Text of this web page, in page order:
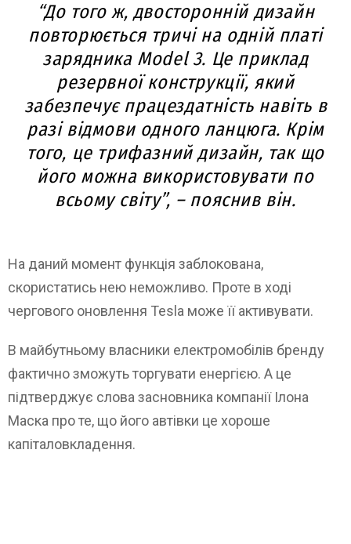
“До того ж, двосторонній дизайн
повторюється тричі на одній платі
зарядника Model 3. Це приклад
резервної конструкції, який
забезпечує працездатність навіть в
разі відмови одного ланцюга. Крім
того, це трифазний дизайн, так що
його можна використовувати по
всьому світу”, – пояснив він.
На даний момент функція заблокована,
скористатись нею неможливо. Проте в ході
чергового оновлення Tesla може її активувати.
В майбутньому власники електромобілів бренду
фактично зможуть торгувати енергією. А це
підтверджує слова засновника компанії Ілона
Маска про те, що його автівки це хороше
капіталовкладення.